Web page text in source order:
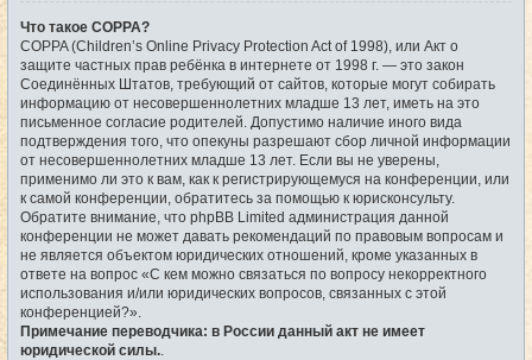
Что такое COPPA?
COPPA (Children’s Online Privacy Protection Act of 1998), или Акт о
защите частных прав ребёнка в интернете от 1998 г. — это закон
Соединённых Штатов, требующий от сайтов, которые могут собирать
информацию от несовершеннолетних младше 13 лет, иметь на это
письменное согласие родителей. Допустимо наличие иного вида
подтверждения того, что опекуны разрешают сбор личной информации
от несовершеннолетних младше 13 лет. Если вы не уверены,
применимо ли это к вам, как к регистрирующемуся на конференции, или
к самой конференции, обратитесь за помощью к юрисконсульту.
Обратите внимание, что phpBB Limited администрация данной
конференции не может давать рекомендаций по правовым вопросам и
не является объектом юридических отношений, кроме указанных в
ответе на вопрос «С кем можно связаться по вопросу некорректного
использования и/или юридических вопросов, связанных с этой
конференцией?».
Примечание переводчика: в России данный акт не имеет
юридической силы.